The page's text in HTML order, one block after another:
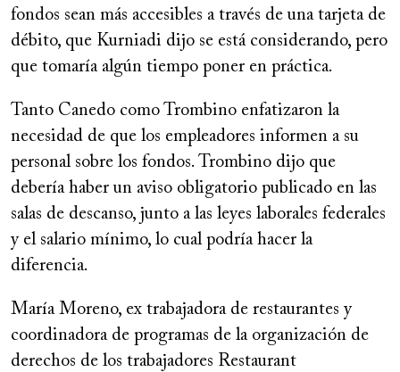
fondos sean más accesibles a través de una tarjeta de
débito, que Kurniadi dijo se está considerando, pero
que tomaría algún tiempo poner en práctica.
Tanto Canedo como Trombino enfatizaron la
necesidad de que los empleadores informen a su
personal sobre los fondos. Trombino dijo que
debería haber un aviso obligatorio publicado en las
salas de descanso, junto a las leyes laborales federales
y el salario mínimo, lo cual podría hacer la
diferencia.
María Moreno, ex trabajadora de restaurantes y
coordinadora de programas de la organización de
derechos de los trabajadores Restaurant